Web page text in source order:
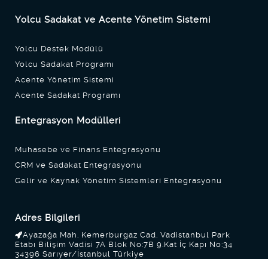
Yolcu Sadakat ve Acente Yönetim Sistemi
Yolcu Destek Modülü
Yolcu Sadakat Programı
Acente Yönetim Sistemi
Acente Sadakat Programı
Entegrasyon Modülleri
Muhasebe ve Finans Entegrasyonu
CRM ve Sadakat Entegrasyonu
Gelir ve Kaynak Yönetim Sistemleri Entegrasyonu
Adres Bilgileri
Ayazağa Mah. Kemerburgaz Cad. Vadistanbul Park
Etabı Bilişim Vadisi 7A Blok No:7B 9.Kat İç Kapı No:34
34396 Sarıyer/İstanbul Türkiye